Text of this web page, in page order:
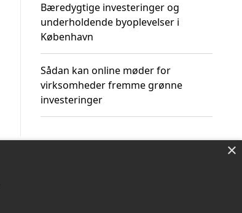
Bæredygtige investeringer og
underholdende byoplevelser i
København
Sådan kan online møder for
virksomheder fremme grønne
investeringer
×